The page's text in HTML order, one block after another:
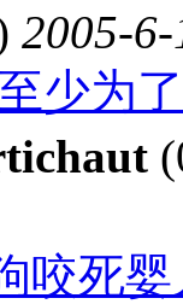
2005-
少为
咬死